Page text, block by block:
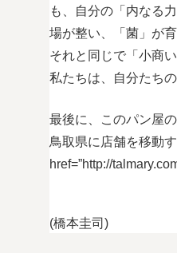
も、自分の「内なる
場が整い、「菌」が
それと同じで「小商
私たちは、自分たち
最後に、このパン屋
鳥取県に店舗を移動
href=”http://
(橋本圭司)